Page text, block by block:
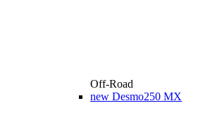
Off-Road
new Desmo250 MX